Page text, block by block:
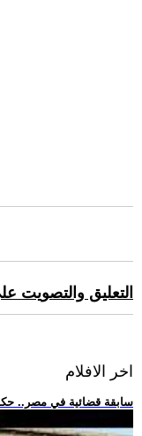
التعليق والتصويت
اخر الافلام
.. سابقة قضائية في مصر..